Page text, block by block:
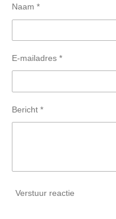
Naam *
E-mailadres *
Bericht *
Verstuur reactie